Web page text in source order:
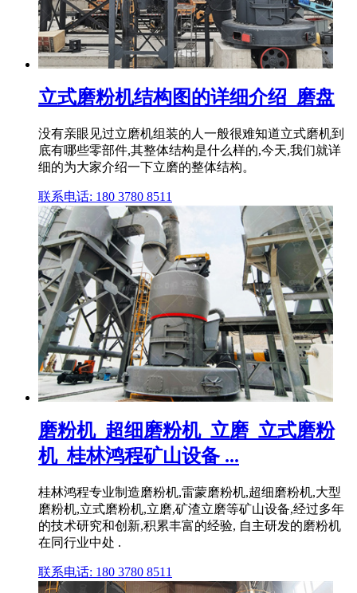
立式磨粉机结构图的详细介绍_磨盘
没有亲眼见过立磨机组装的人一般很难知道立式磨机到
底有哪些零部件,其整体结构是什么样的,今天,我们就详
细的为大家介绍一下立磨的整体结构。
联系电话: 180 3780 8511
磨粉机_超细磨粉机_立磨_立式磨粉
机_桂林鸿程矿山设备 ...
桂林鸿程专业制造磨粉机,雷蒙磨粉机,超细磨粉机,大型
磨粉机,立式磨粉机,立磨,矿渣立磨等矿山设备,经过多年
的技术研究和创新,积累丰富的经验, 自主研发的磨粉机
在同行业中处 .
联系电话: 180 3780 8511